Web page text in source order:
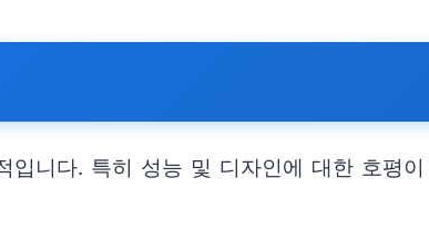
니다. 특히 성능 및 디자인에 대한 호평